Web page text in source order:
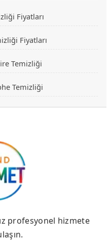
Fiyatları
Fiyatları
Temizliği
Temizliği
profesyonel hizmete